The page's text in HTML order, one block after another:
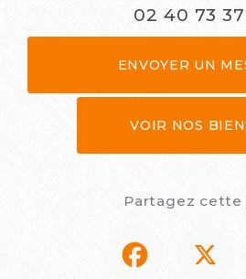
02 40 73
ENVOYER UN
VOIR NOS
Partagez cette